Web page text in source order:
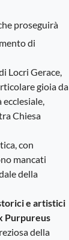
proseguirà
di
Locri Gerace,
gioia da
Chiesa
con
mancati
della
e artistici
Purpureus
della